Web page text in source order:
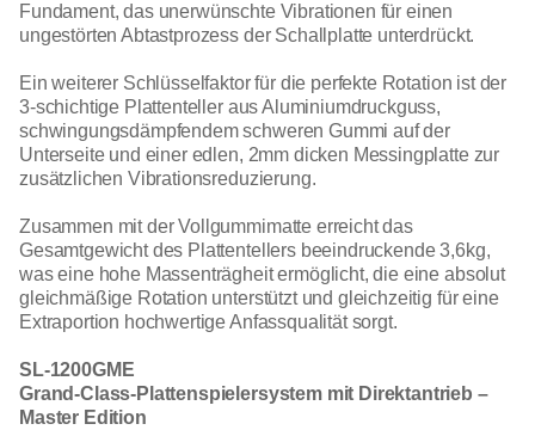
Fundament, das unerwünschte Vibrationen für einen
ungestörten Abtastprozess der Schallplatte unterdrückt.
Ein weiterer Schlüsselfaktor für die perfekte Rotation ist der
3-schichtige Plattenteller aus Aluminiumdruckguss,
schwingungsdämpfendem schweren Gummi auf der
Unterseite und einer edlen, 2mm dicken Messingplatte zur
zusätzlichen Vibrationsreduzierung.
Zusammen mit der Vollgummimatte erreicht das
Gesamtgewicht des Plattentellers beeindruckende 3,6kg,
was eine hohe Massenträgheit ermöglicht, die eine absolut
gleichmäßige Rotation unterstützt und gleichzeitig für eine
Extraportion hochwertige Anfassqualität sorgt.
SL-1200GME
Grand-Class-Plattenspielersystem mit Direktantrieb –
Master Edition